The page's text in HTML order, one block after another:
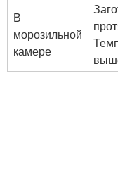
В
морозильной
камере